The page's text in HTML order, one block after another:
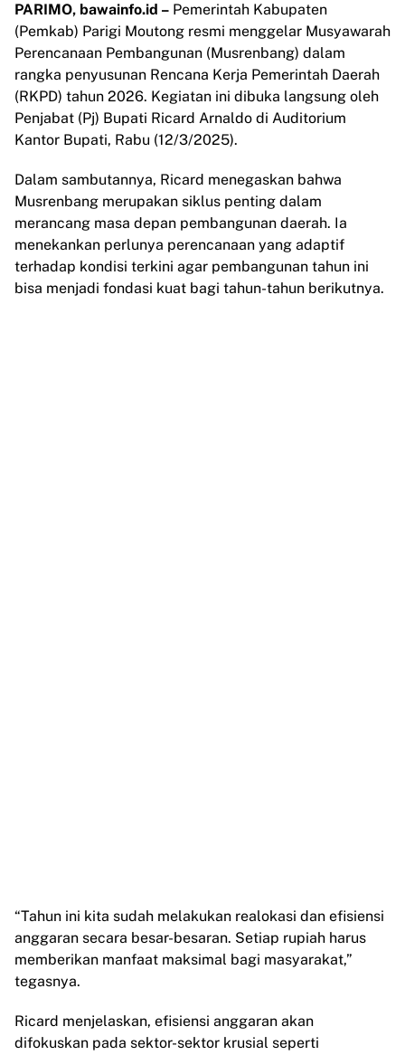
PARIMO, bawainfo.id – Pemerintah Kabupaten
(Pemkab) Parigi Moutong resmi menggelar Musyawarah
Perencanaan Pembangunan (Musrenbang) dalam
rangka penyusunan Rencana Kerja Pemerintah Daerah
(RKPD) tahun 2026. Kegiatan ini dibuka langsung oleh
Penjabat (Pj) Bupati Ricard Arnaldo di Auditorium
Kantor Bupati, Rabu (12/3/2025).
Dalam sambutannya, Ricard menegaskan bahwa
Musrenbang merupakan siklus penting dalam
merancang masa depan pembangunan daerah. Ia
menekankan perlunya perencanaan yang adaptif
terhadap kondisi terkini agar pembangunan tahun ini
bisa menjadi fondasi kuat bagi tahun-tahun berikutnya.
“Tahun ini kita sudah melakukan realokasi dan efisiensi
anggaran secara besar-besaran. Setiap rupiah harus
memberikan manfaat maksimal bagi masyarakat,”
tegasnya.
Ricard menjelaskan, efisiensi anggaran akan
difokuskan pada sektor-sektor krusial seperti